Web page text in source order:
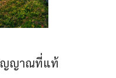
วิญญาณที่แท้